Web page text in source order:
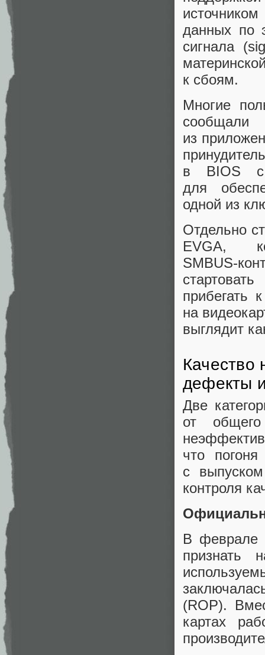
данных по
сигнала
к сбоям.
Многие
из
в BIOS с
для
одной из
Отдельно
EVGA,
прибегать
на
выглядит
Качество
дефекты
Две
от
что
с
контроля
В феврале
признать
(ROP).
картах